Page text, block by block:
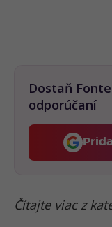
Dostaň
odporúčaní
Čítajte viac z